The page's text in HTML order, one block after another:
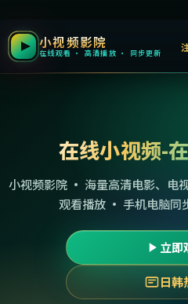
小视频影院
在线观看 · 高清播放 · 同步更新
在线小视频-
小视频影院 · 海量高清电影、电
观看播放 · 手机电脑同
立即
日韩